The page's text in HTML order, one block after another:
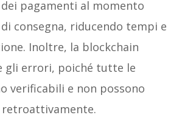
pagamenti al momento
consegna, riducendo tempi e
Inoltre, la blockchain
gli errori, poiché tutte le
verificabili e non possono